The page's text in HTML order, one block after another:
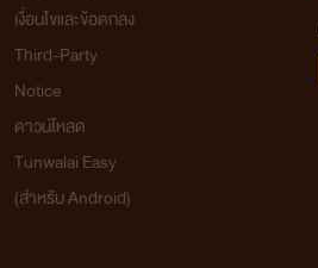
เงื่อนไขและข้อตกลง
Third-Party
Notice
ดาวน์โหลด
Tunwalai Easy
(สำหรับ Android)